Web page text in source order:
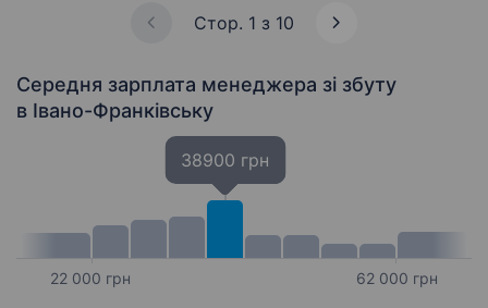
Стор. 1 з 10
Середня зарплата менеджера зі збуту
в Івано-Франківську
22 000 грн
38900 грн
62 000 грн